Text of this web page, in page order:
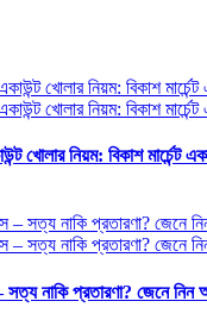
খোলার নিয়ম: বিকাশ মার্চেন্ট
সত্য নাকি প্রতারণা? জেনে